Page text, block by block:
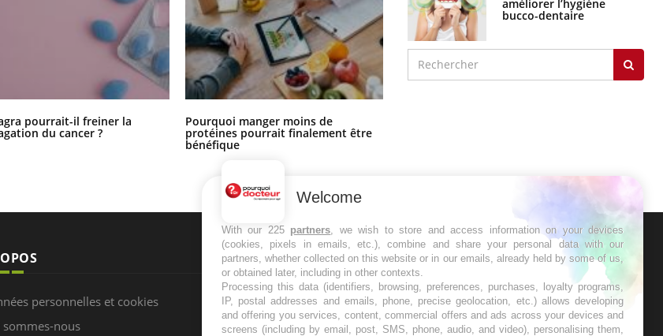
pourrait-il freiner la
du cancer ?
Pourquoi manger moins de
protéines pourrait finalement être
bénéfique
améliorer l’hygiène
bucco-dentaire
personnelles et cookies
sommes-nous
NEWSLETTER
Recevez toutes les semaines les meilleures
infos santé
Welcome
With our 225 partners, we wish to store and access information on your devices
(cookies, pixels in emails, etc.), combine and share your personal data with our
partners, whether collected on this website or in our emails, already held by some of us,
or obtained later, including in other contexts.
Processing this data (identifiers, browsing, preferences, purchases, loyalty programs,
IP, postal addresses and emails, phone, precise geolocation, etc.) allows developing
and offering you services, content, commercial offers and ads across your devices and
screens (including by email, post, SMS, phone, audio, and video), personalising them,